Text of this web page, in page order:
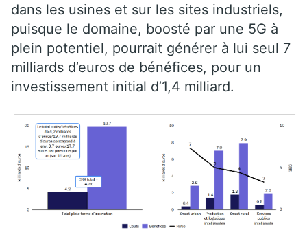
dans les usines et sur les sites industriels,
puisque le domaine, boosté par une 5G à
plein potentiel, pourrait générer à lui seul 7
milliards d’euros de bénéfices, pour un
investissement initial d’1,4 milliard.